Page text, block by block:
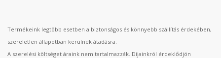
Termékeink legtöbb esetben a biztonságos és könnyebb szállítás érdekében,
szereletlen állapotban kerülnek átadásra.
A szerelési költséget áraink nem tartalmazzák. Díjainkról érdeklődjön